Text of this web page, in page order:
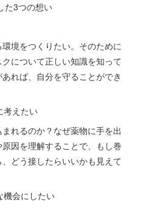
た3つの想い
境をつくりたい。そのために
について正しい知識を知って
れば、自分を守ることができ
考えたい
れるのか？なぜ薬物に手を出
因を理解することで、もし巻
どう接したらいいかも見えて
機会にしたい